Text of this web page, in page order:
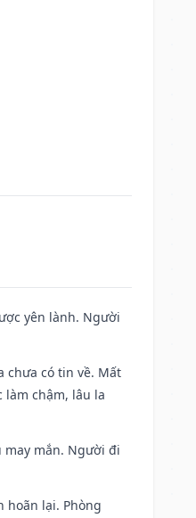
yên lành. Người
chưa có tin về. Mất
chậm, lâu la
mắn. Người đi
hoãn lại. Phòng